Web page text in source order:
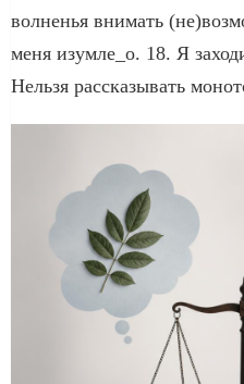
волненья внимать
меня изумле_о. 18. Я
Нельзя рассказывать